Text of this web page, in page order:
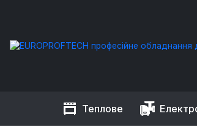
Теплове
EUROPROFTECH Теплове обладнання